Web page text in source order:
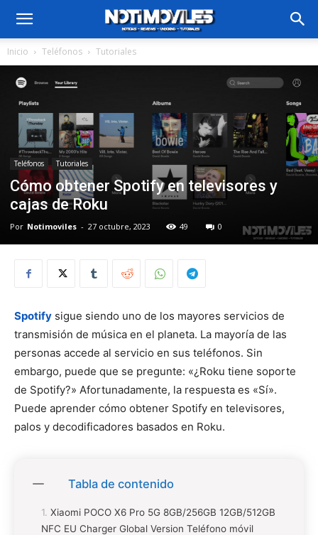
Inicio Teléfonos Tutoriales
Teléfonos Tutoriales
Cómo obtener Spotify en televisores y
cajas de Roku
Por Notimoviles - 27 octubre, 2023 49 0
Spotify sigue siendo uno de los mayores servicios de
transmisión de música en el planeta. La mayoría de las
personas accede al servicio en sus teléfonos. Sin
embargo, puede que se pregunte: «¿Roku tiene soporte
de Spotify?» Afortunadamente, la respuesta es «Sí».
Puede aprender cómo obtener Spotify en televisores,
palos y decodificadores basados ​​en Roku.
Tabla de contenido
Xiaomi POCO X6 Pro 5G 8GB/256GB 12GB/512GB
NFC EU Charger Global Version Teléfono móvil